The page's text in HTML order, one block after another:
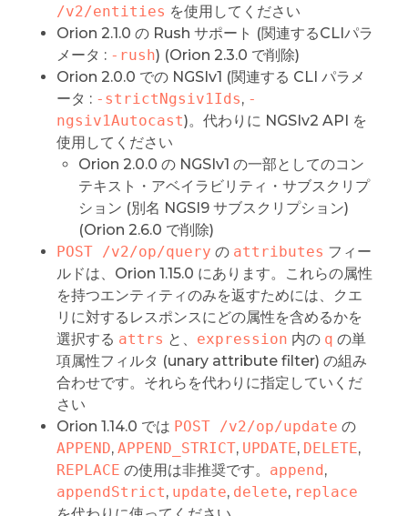
/v2/entities を使用してください
Orion 2.1.0 の Rush サポート (関連するCLIパラ
メータ : -rush) (Orion 2.3.0 で削除)
Orion 2.0.0 での NGSIv1 (関連する CLI パラメ
ータ : -strictNgsiv1Ids, -
ngsiv1Autocast)。代わりに NGSIv2 API を
使用してください
Orion 2.0.0 の NGSIv1 の一部としてのコン
テキスト・アベイラビリティ・サブスクリプ
ション (別名 NGSI9 サブスクリプション)
(Orion 2.6.0 で削除)
POST /v2/op/query の attributes フィー
ルドは、Orion 1.15.0 にあります。これらの属性
を持つエンティティのみを返すためには、クエ
リに対するレスポンスにどの属性を含めるかを
選択する attrs と、 expression 内の q の単
項属性フィルタ (unary attribute filter) の組み
合わせです。それらを代わりに指定していくだ
さい
Orion 1.14.0 では POST /v2/op/update の
APPEND, APPEND_STRICT, UPDATE, DELETE,
REPLACE の使用は非推奨です。 append,
appendStrict, update, delete, replace